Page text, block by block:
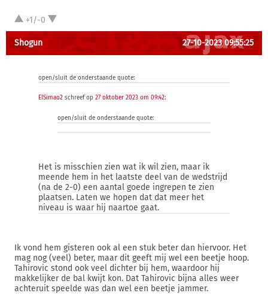
+1/-0
Shogun 27-10-2023 09:55:25
open/sluit de onderstaande quote:
ElSimao2 schreef op 27 oktober 2023 om 09:42:
open/sluit de onderstaande quote:
Het is misschien zien wat ik wil zien, maar ik
meende hem in het laatste deel van de wedstrijd
(na de 2-0) een aantal goede ingrepen te zien
plaatsen. Laten we hopen dat dat meer het
niveau is waar hij naartoe gaat.
Ik vond hem gisteren ook al een stuk beter dan hiervoor. Het
mag nog (veel) beter, maar dit geeft mij wel een beetje hoop.
Tahirovic stond ook veel dichter bij hem, waardoor hij
makkelijker de bal kwijt kon. Dat Tahirovic bijna alles weer
achteruit speelde was dan wel een beetje jammer.